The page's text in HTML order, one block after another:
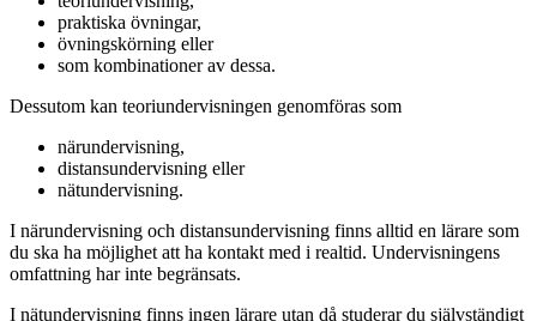
praktiska övningar,
övningskörning eller
som kombinationer av dessa.
Dessutom kan teoriundervisningen genomföras som
närundervisning,
distansundervisning eller
nätundervisning.
I närundervisning och distansundervisning finns alltid en lärare som
du ska ha möjlighet att ha kontakt med i realtid. Undervisningens
omfattning har inte begränsats.
I nätundervisning finns ingen lärare utan då studerar du självständigt